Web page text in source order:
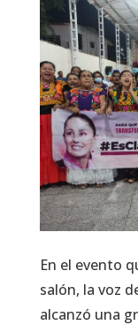
En el evento
salón, la voz
alcanzó una